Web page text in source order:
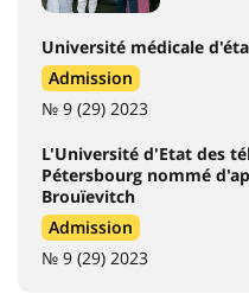
Université médicale
Admission
№ 9 (29) 2023
L'Université d'Etat des
Pétersbourg nommé
Brouïevitch
Admission
№ 9 (29) 2023